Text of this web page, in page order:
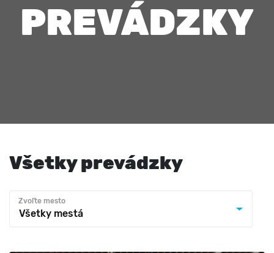
PREVÁDZKY
Všetky prevádzky
Všetky mestá
Zvoľte mesto